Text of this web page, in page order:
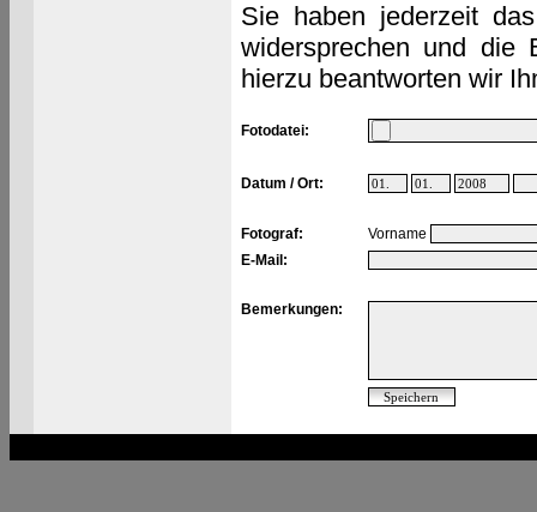
Sie haben jederzeit
widersprechen und die
hierzu beantworten wir
Fotodatei:
Datum / Ort:
Fotograf:
Vorname
E-Mail:
Bemerkungen: